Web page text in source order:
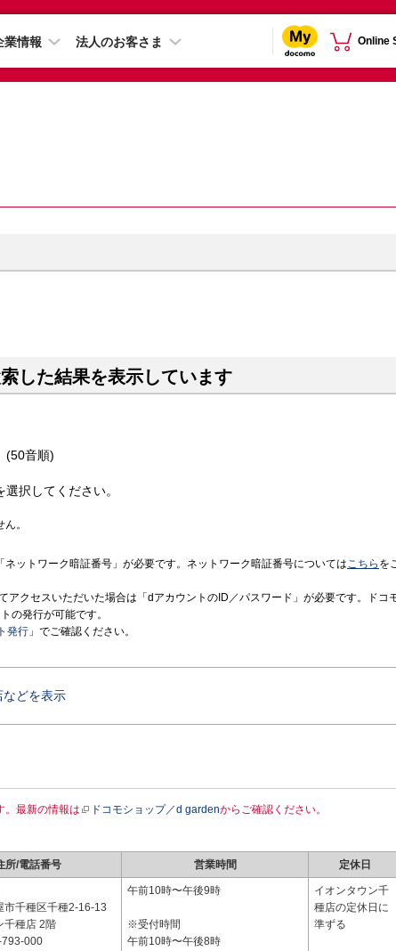
業情報 法人のお客さま Online
した結果を表示しています
(50音順)
択してください。
。
ネットワーク暗証番号」が必要です。ネットワーク暗証番号についてはこちら を
アクセスいただいた場合は「dアカウントのID／パスワード」が必要です。ドコ
の発行が可能です。
発行 」でご確認ください。
などを表示
。最新の情報は ドコモショップ／d gardenからご確認ください。
所/電話番号 営業時間 定休日
市千種区千種2-16-13
千種店 2階
000
午前10時〜午後9時
※受付時間
午前10時〜午後8時
イオンタウン千
種店の定休日に
準ずる